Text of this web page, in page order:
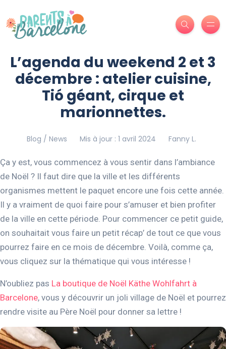
L’agenda du weekend 2 et 3
décembre : atelier cuisine,
Tió géant, cirque et
marionnettes.
Blog / News Mis à jour : 1 avril 2024 Fanny L.
Ça y est, vous commencez à vous sentir dans l’ambiance
de Noël ? Il faut dire que la ville et les différents
organismes mettent le paquet encore une fois cette année.
Il y a vraiment de quoi faire pour s’amuser et bien profiter
de la ville en cette période. Pour commencer ce petit guide,
on souhaitait vous faire un petit récap’ de tout ce que vous
pourrez faire en ce mois de décembre. Voilà, comme ça,
vous cliquez sur la thématique qui vous intéresse !
N’oubliez pas La boutique de Noël Käthe Wohlfahrt à
Barcelone, vous y découvrir un joli village de Noël et pourrez
rendre visite au Père Noël pour donner sa lettre !